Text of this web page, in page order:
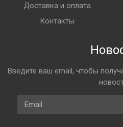
Доставка и оплата
Контакты
Введите ваш email, чтобы
Email